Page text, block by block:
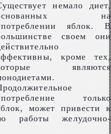
немало диет,
на
яблок. В
своем они
кроме тех,
являются
только
может привести к
работы желудочно-